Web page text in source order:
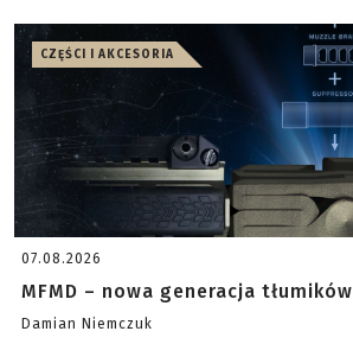
CZĘŚCI I AKCESORIA
07.08.2026
MFMD – nowa generacja tłumików
Damian Niemczuk